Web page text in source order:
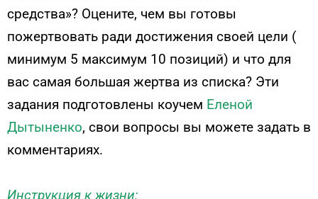
средства»? Оцените, чем вы готовы
пожертвовать ради достижения своей цели (
минимум 5 максимум 10 позиций) и что для
вас самая большая жертва из списка? Эти
задания подготовлены коучем Еленой
Дытыненко, свои вопросы вы можете задать в
комментариях.
Инструкция к жизни: